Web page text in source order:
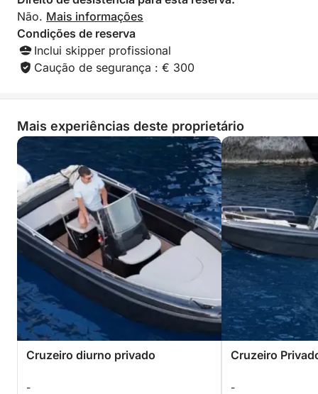
Não. Mais informações
Condições de reserva
Inclui skipper profissional
Caução de segurança : € 300
Mais experiências deste proprietário
Cruzeiro diurno privado
-
Cruzeiro
-